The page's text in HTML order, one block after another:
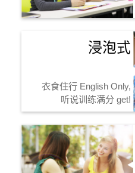
浸泡式
衣食住行 English Only,
听说训练满分 get!